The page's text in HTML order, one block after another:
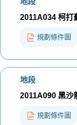
2011A034 柯打
規劃條件圖
地段
2011A090 黑沙
規劃條件圖